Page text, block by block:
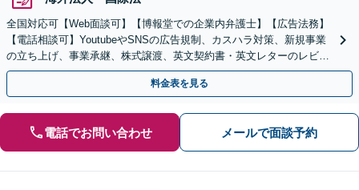
全国対応可【Web面談可】【博報堂での企業内弁護士】【広告法務】
【電話相談可】YoutubeやSNSの広告規制、カスハラ対策、新規事業
の立ち上げ、事業承継、株式譲渡、英文契約書・英文レターのレビュ
ー・ドラフトなどに対応。
料金表を見る
電話でお問い合わせ メールで面談予約